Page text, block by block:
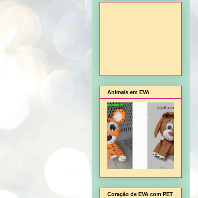
Animais em EVA
Coração de EVA com PET